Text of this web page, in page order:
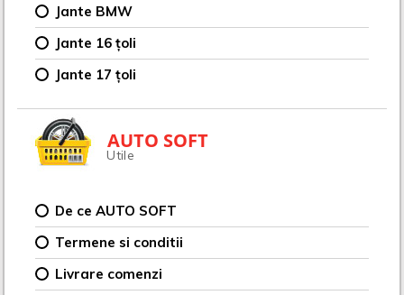
Jante BMW
Jante 16 țoli
Jante 17 țoli
AUTO SOFT
Utile
De ce AUTO SOFT
Termene si conditii
Livrare comenzi